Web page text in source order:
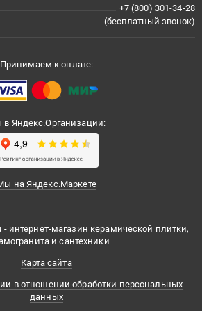
+7 (800) 301-34-28
(бесплатный звонок)
Принимаем к оплате:
Яндекс.Организации:
на Яндекс.Маркете
интернет-магазин керамической плитки,
и сантехники
Карта сайта
в отношении обработки персональных
данных